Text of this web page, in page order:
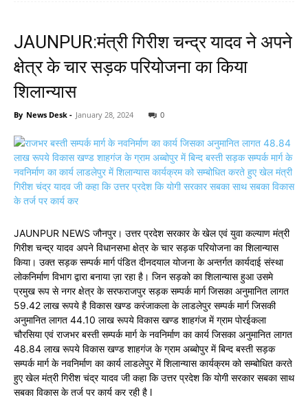
JAUNPUR:मंत्री गिरीश चन्द्र यादव ने अपने
क्षेत्र के चार सड़क परियोजना का किया
शिलान्यास
By News Desk - January 28, 2024 0
JAUNPUR NEWS जौनपुर। उत्तर प्रदेश सरकार के खेल एवं युवा कल्याण मंत्री
गिरीश चन्द्र यादव अपने विधानसभा क्षेत्र के चार सड़क परियोजना का शिलान्यास
किया। उक्त सड़क सम्पर्क मार्ग पंडित दीनदयाल योजना के अन्तर्गत कार्यदाई संस्था
लोकनिर्माण विभाग द्वारा बनाया ज़ा रहा है। जिन सड़को का शिलान्यास हुआ उसमे
प्रमुख रूप से नगर क्षेत्र के सरफराजपुर सड़क सम्पर्क मार्ग जिसका अनुमानित लागत
59.42 लाख रूपये है विकास खण्ड करंजाकला के लाडलेपुर सम्पर्क मार्ग जिसकी
अनुमानित लागत 44.10 लाख रूपये विकास खण्ड शाहगंज में ग्राम पोरईकला
चौरसिया एवं राजभर बस्ती सम्पर्क मार्ग के नवनिर्माण का कार्य जिसका अनुमानित लागत
48.84 लाख रूपये विकास खण्ड शाहगंज के ग्राम अब्बोपुर में बिन्द बस्ती सड़क
सम्पर्क मार्ग के नवनिर्माण का कार्य लाडलेपुर में शिलान्यास कार्यक्रम को सम्बोधित करते
हुए खेल मंत्री गिरीश चंद्र यादव जी कहा कि उत्तर प्रदेश कि योगी सरकार सबका साथ
सबका विकास के तर्ज पर कार्य कर रही है l